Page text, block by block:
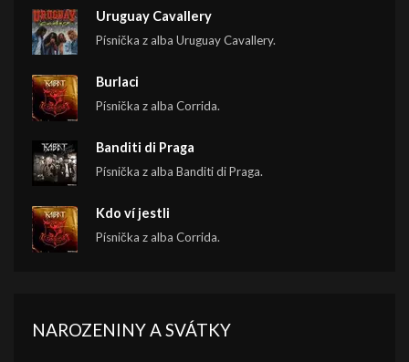
Uruguay Cavallery
Písnička z alba Uruguay Cavallery.
Burlaci
Písnička z alba Corrida.
Banditi di Praga
Písnička z alba Banditi di Praga.
Kdo ví jestli
Písnička z alba Corrida.
NAROZENINY A SVÁTKY